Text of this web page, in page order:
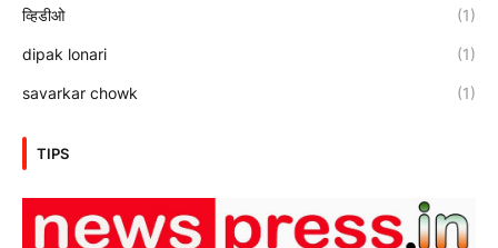
व्हिडीओ (1)
dipak lonari (1)
savarkar chowk (1)
TIPS